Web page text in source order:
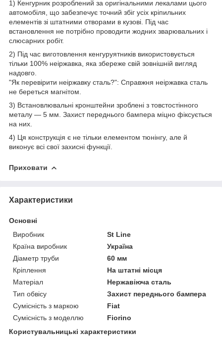
1) Кенгурник розроблений за оригінальними лекалами цього
автомобіля, що забезпечує точний збіг усіх кріпильних
елементів зі штатними отворами в кузові. Під час
встановлення не потрібно проводити жодних зварювальних і
слюсарних робіт.
2) Під час виготовлення кенгуруятників використовується
тільки 100% неіржавка, яка збереже свій зовнішній вигляд
надовго.
"Як перевірити неіржавку сталь?": Справжня неіржавка сталь
не береться магнітом.
3) Встановлювальні кронштейни зроблені з товстостінного
металу — 5 мм. Захист переднього бампера міцно фіксується
на них.
4) Ця конструкція є не тільки елементом тюнінгу, але й
виконує всі свої захисні функції.
Приховати
Характеристики
Основні
Виробник
St Line
Країна виробник
Україна
Діаметр труби
60 мм
Кріплення
На штатні місця
Матеріал
Нержавіюча сталь
Тип обвісу
Захист переднього бампера
Сумісність з маркою
Fiat
Сумісність з моделлю
Fiorino
Користувальницькі характеристики